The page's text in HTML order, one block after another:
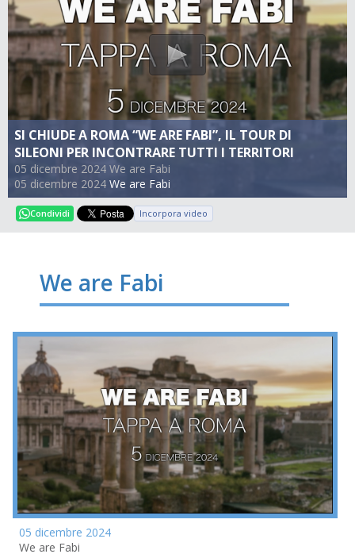
SI CHIUDE A ROMA “WE ARE FABI”, IL TOUR DI
SILEONI PER INCONTRARE TUTTI I TERRITORI
05 dicembre 2024 We are Fabi
05 dicembre 2024 We are Fabi
Condividi Incorpora video
We are Fabi
05 dicembre 2024
We are Fabi